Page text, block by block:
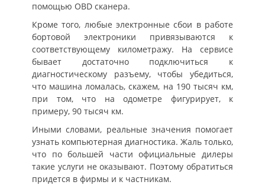
помощью OBD сканера.
Кроме того, любые электронные сбои в работе
бортовой электроники привязываются к
соответствующему километражу. На сервисе
бывает достаточно подключиться к
диагностическому разъему, чтобы убедиться,
что машина ломалась, скажем, на 190 тысяч км,
при том, что на одометре фигурирует, к
примеру, 90 тысяч км.
Иными словами, реальные значения помогает
узнать компьютерная диагностика. Жаль только,
что по большей части официальные дилеры
такие услуги не оказывают. Поэтому обратиться
придется в фирмы и к частникам.